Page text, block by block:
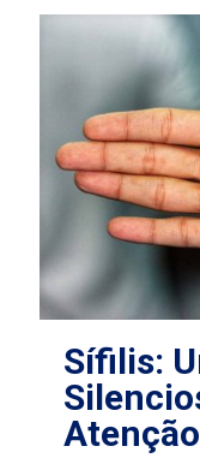
Sífilis:
Atenção